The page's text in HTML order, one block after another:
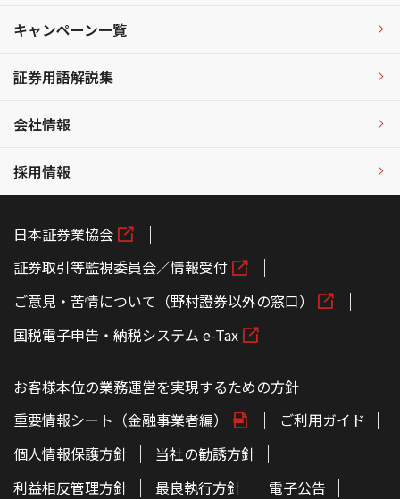
キャンペーン一覧
証券用語解説集
会社情報
採用情報
日本証券業協会
証券取引等監視委員会／情報受付
ご意見・苦情について（野村證券以外の窓口）
国税電子申告・納税システム e-Tax
お客様本位の業務運営を実現するための方針
重要情報シート（金融事業者編）
ご利用ガイド
個人情報保護方針
当社の勧誘方針
利益相反管理方針
最良執行方針
電子公告